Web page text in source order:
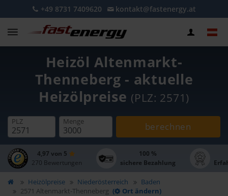
+49 8731 7409620 kontakt@fastenergy.at
Heizöl Altenmarkt-
Thenneberg - aktuelle
Heizölpreise (PLZ: 2571)
PLZ Menge berechnen
4,97 von 5
270 Bewertungen
100 %
sichere Bezahlung
Heizölpreise Niederösterreich
Baden
2571 Altenmarkt-Thenneberg ( Ort ändern)